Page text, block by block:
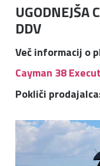
UGODNEJŠA
DDV
Več informacij o
Cayman 38
Pokliči